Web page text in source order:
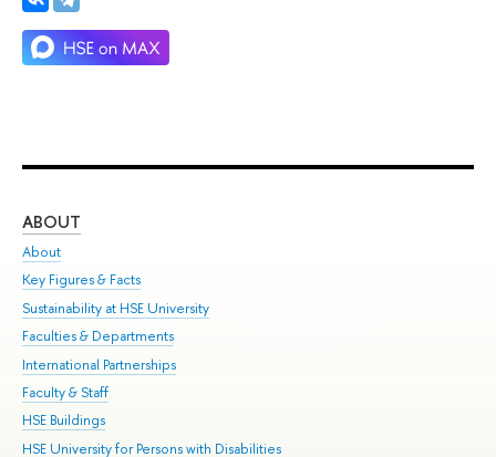
ABOUT
About
Key Figures & Facts
Sustainability at HSE University
Faculties & Departments
International Partnerships
Faculty & Staff
HSE Buildings
HSE University for Persons with Disabilities